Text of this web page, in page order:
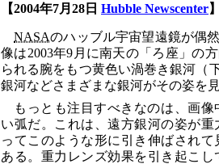
【2004年7月28日 Hubble Newscenter】
NASAのハッブル宇宙望遠鏡が偶
像は2003年9月に南天の「ろ座」の
られる腕をもつ黄色い渦巻き銀河（
銀河などさまざまな銀河がその姿を見
もっとも注目すべきなのは、画
い弧だ。これは、遠方銀河の姿が重
ってこのような形に引き伸ばされ
ある。重力レンズ効果を引き起こし